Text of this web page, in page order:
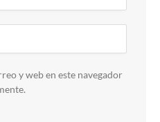
y web en este navegador